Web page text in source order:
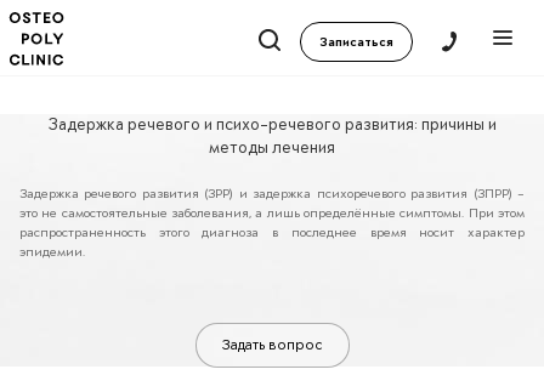
Записаться
Задержка речевого и психо-речевого развития: причины и
методы лечения
Задержка речевого развития (ЗРР) и задержка психоречевого развития (ЗПРР) –
это не самостоятельные заболевания, а лишь определённые симптомы. При этом
распространенность этого диагноза в последнее время носит характер
эпидемии.
задержки речевого и психо-речевого развития у детей - эффективнее,
Задать вопрос